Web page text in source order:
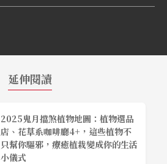
延伸閱讀
2025鬼月擋煞植物地圖：植物選品
店、花草系咖啡廳4+，這些植物不
只幫你驅邪，療癒植栽變成你的生活
小儀式